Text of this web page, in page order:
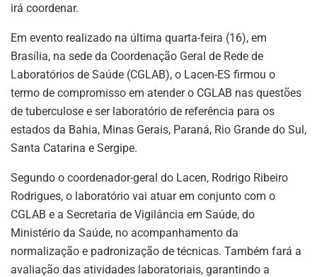
irá coordenar.
Em evento realizado na última quarta-feira (16), em
Brasília, na sede da Coordenação Geral de Rede de
Laboratórios de Saúde (CGLAB), o Lacen-ES firmou o
termo de compromisso em atender o CGLAB nas questões
de tuberculose e ser laboratório de referência para os
estados da Bahia, Minas Gerais, Paraná, Rio Grande do Sul,
Santa Catarina e Sergipe.
Segundo o coordenador-geral do Lacen, Rodrigo Ribeiro
Rodrigues, o laboratório vai atuar em conjunto com o
CGLAB e a Secretaria de Vigilância em Saúde, do
Ministério da Saúde, no acompanhamento da
normalização e padronização de técnicas. Também fará a
avaliação das atividades laboratoriais, garantindo a